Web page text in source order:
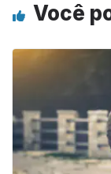
Você